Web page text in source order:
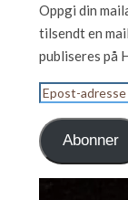
Oppgi din
tilsendt en
publiseres på
Epost-
adresse
Abonner